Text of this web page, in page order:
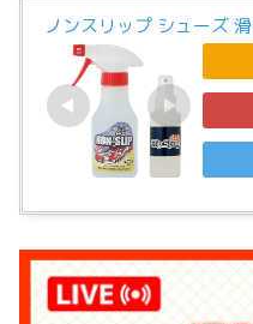
ノンスリップ シューズ